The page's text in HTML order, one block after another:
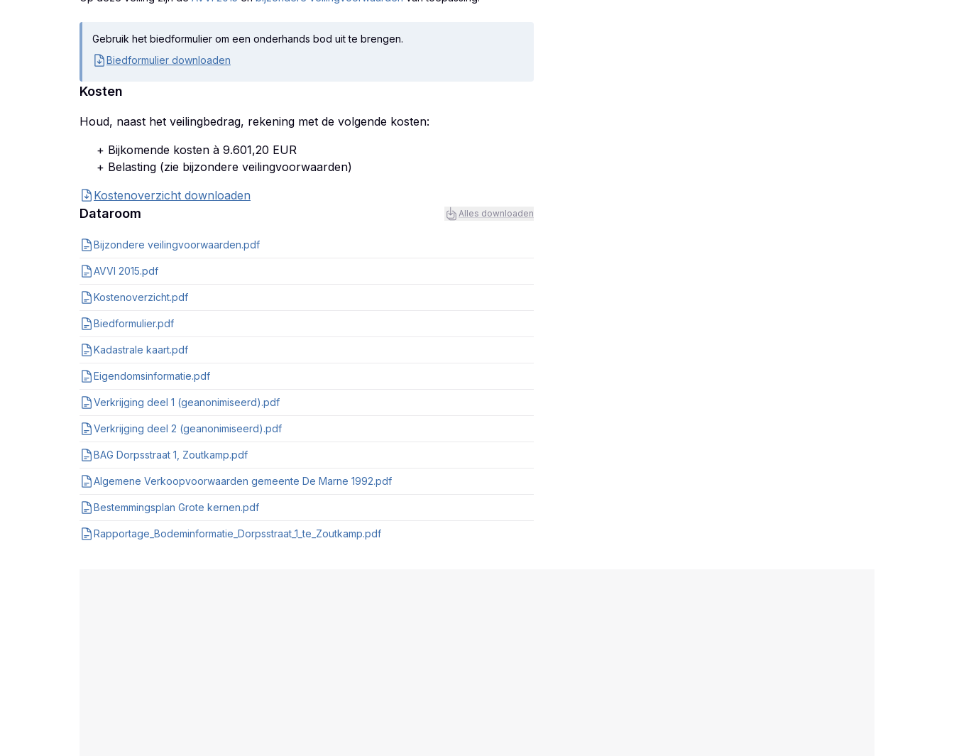
Gebruik het biedformulier om een onderhands bod uit te brengen.
Biedformulier downloaden
Kosten
Houd, naast het veilingbedrag, rekening met de volgende kosten:
+ Bijkomende kosten à 9.601,20 EUR
+ Belasting (zie bijzondere veilingvoorwaarden)
Kostenoverzicht downloaden
Dataroom Alles downloaden
Bijzondere veilingvoorwaarden.pdf
AVVI 2015.pdf
Kostenoverzicht.pdf
Biedformulier.pdf
Kadastrale kaart.pdf
Eigendomsinformatie.pdf
Verkrijging deel 1 (geanonimiseerd).pdf
Verkrijging deel 2 (geanonimiseerd).pdf
BAG Dorpsstraat 1, Zoutkamp.pdf
Algemene Verkoopvoorwaarden gemeente De Marne 1992.pdf
Bestemmingsplan Grote kernen.pdf
Rapportage_Bodeminformatie_Dorpsstraat_1_te_Zoutkamp.pdf